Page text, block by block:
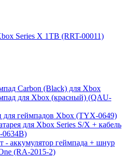
Series X 1TB (RRT-00011)
Carbon (Black) для Xbox
для Xbox (красный) (QAU-
для геймпадов Xbox (TYX-0649)
для Xbox Series S/X + кабель
- аккумулятор геймпада + шнур
(RA-2015-2)